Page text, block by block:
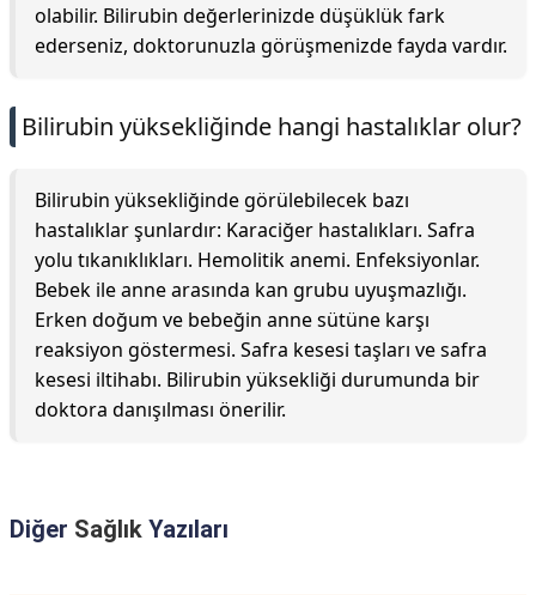
olabilir. Bilirubin değerlerinizde düşüklük fark
ederseniz, doktorunuzla görüşmenizde fayda vardır.
Bilirubin yüksekliğinde hangi hastalıklar olur?
Bilirubin yüksekliğinde görülebilecek bazı
hastalıklar şunlardır: Karaciğer hastalıkları. Safra
yolu tıkanıklıkları. Hemolitik anemi. Enfeksiyonlar.
Bebek ile anne arasında kan grubu uyuşmazlığı.
Erken doğum ve bebeğin anne sütüne karşı
reaksiyon göstermesi. Safra kesesi taşları ve safra
kesesi iltihabı. Bilirubin yüksekliği durumunda bir
doktora danışılması önerilir.
Diğer Sağlık Yazıları